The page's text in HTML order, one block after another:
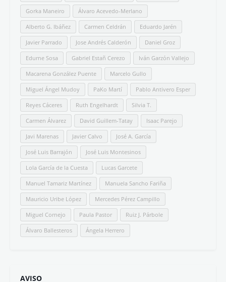
Gorka Maneiro Álvaro Acevedo-Merlano
Alberto G. Ibáñez Carmen Celdrán Eduardo Jarén
Javier Parrado Jose Andrés Calderón Daniel Groz
Edurne Sosa Gabriel Estañ Cerezo Iván Garzón Vallejo
Macarena González Puente Marcelo Gullo
Miguel Ángel Mudoy PaKo Martí Pablo Antivero Esper
Reyes Cáceres Ruth Engelhardt Silvia T.
Carmen Álvarez David Guillem-Tatay Isaac Parejo
Javi Marenas Javier Calvo José A. García
José Luis Barrajón José Luis Montesinos
Lola García de la Cuesta Lucas Garcete
Manuel Tamariz Martínez Manuela Sancho Fariña
Mauricio Uribe López Mercedes Pérez Campillo
Miguel Cornejo Paula Pastor Ruiz J. Párbole
Álvaro Ballesteros Ángela Herrero
AVISO